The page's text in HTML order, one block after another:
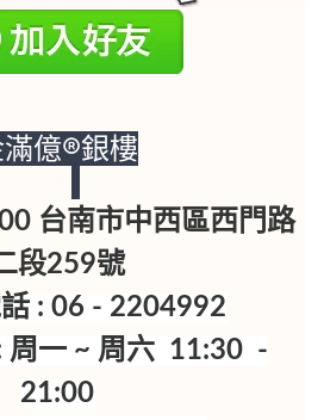
億®銀樓
台南市中西區西門路
段259號
話 : 06 - 2204992
周一 ~ 周六 11:30 -
21:00